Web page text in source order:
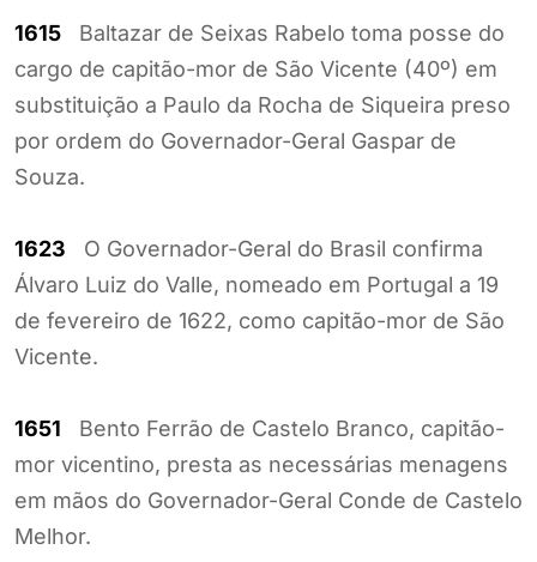
1615 Baltazar de Seixas Rabelo toma posse do
cargo de capitão-mor de São Vicente (40º) em
substituição a Paulo da Rocha de Siqueira preso
por ordem do Governador-Geral Gaspar de
Souza.
1623 O Governador-Geral do Brasil confirma
Álvaro Luiz do Valle, nomeado em Portugal a 19
de fevereiro de 1622, como capitão-mor de São
Vicente.
1651 Bento Ferrão de Castelo Branco, capitão-
mor vicentino, presta as necessárias menagens
em mãos do Governador-Geral Conde de Castelo
Melhor.